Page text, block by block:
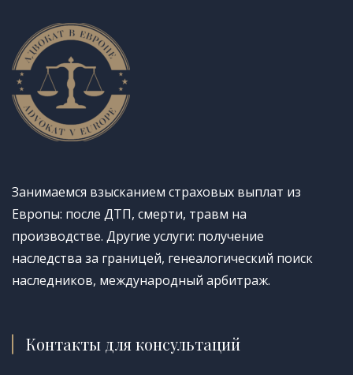
Занимаемся взысканием страховых выплат из
Европы: после ДТП, смерти, травм на
производстве. Другие услуги: получение
наследства за границей, генеалогический поиск
наследников, международный арбитраж.
Контакты для консультаций